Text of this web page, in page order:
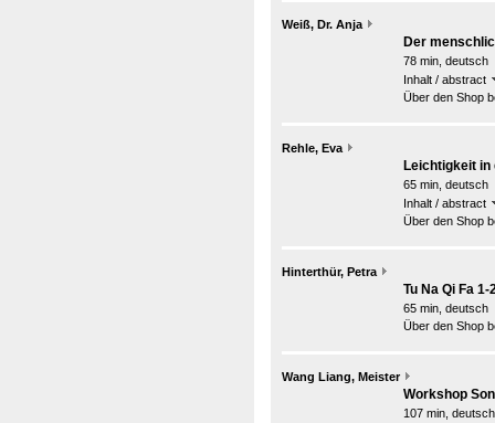
Weiß, Dr. Anja
Der
78 min, deutsch
Inhalt / abstract
Über den Shop
Rehle, Eva
Leichtigkeit in
65 min, deutsch
Inhalt / abstract
Über den Shop
Hinterthür, Petra
Tu Na Qi Fa 1-
65 min, deutsch
Über den Shop
Wang Liang, Meister
Workshop
107 min, deutsch